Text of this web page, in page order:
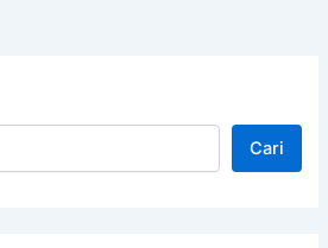
Cari